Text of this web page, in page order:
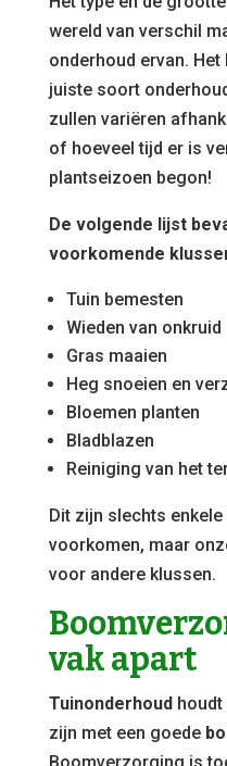
wereld van verschil
onderhoud ervan.
juiste soort
zullen variëren
of hoeveel tijd er is
plantseizoen begon!
De volgende lijst
voorkomende
Tuin bemesten
Wieden van onkruid
Gras maaien
Heg snoeien en
Bloemen planten
Bladblazen
Reiniging van het
Dit zijn slechts
voorkomen, maar
voor andere klussen.
vak apart
Tuinonderhoudhoudt
zijn met een goede